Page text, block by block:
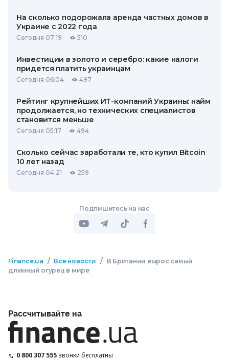
На сколько подорожала аренда частных домов в
Украине с 2022 года
Сегодня 07:19 510
Инвестиции в золото и серебро: какие налоги
придется платить украинцам
Сегодня 06:04 497
Рейтинг крупнейших ИТ-компаний Украины: найм
продолжается, но технических специалистов
становится меньше
Сегодня 05:17 494
Сколько сейчас заработали те, кто купил Bitcoin
10 лет назад
Сегодня 04:21 259
Подпишитесь на нас
Finance.ua / Все новости /
В Британии вырос самый
длинный огурец в мире
Рассчитывайте на
0 800 307 555 звонки бесплатны